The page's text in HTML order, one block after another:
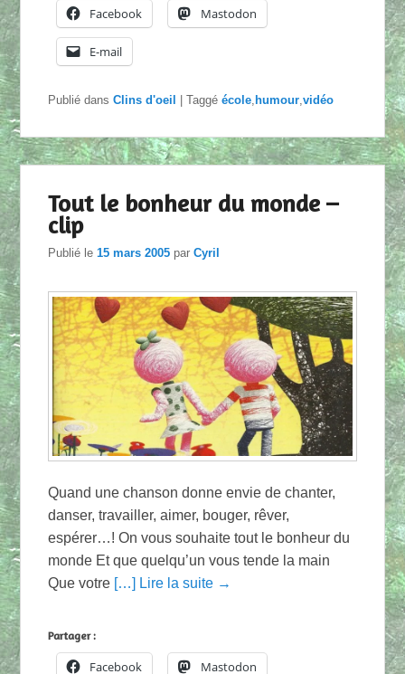
Facebook Mastodon
E-mail
Publié dans Clins d'oeil |Taggé école humour ,vidéo
Tout le bonheur du monde –
clip
Publié le15 mars 2005 parCyril
Quand une chanson donne envie de chanter,
danser, travailler, aimer, bouger, rêver,
espérer…! On vous souhaite tout le bonheur du
monde Et que quelqu’un vous tende la main
Que votre […] Lire la suite →
Partager :
Facebook Mastodon